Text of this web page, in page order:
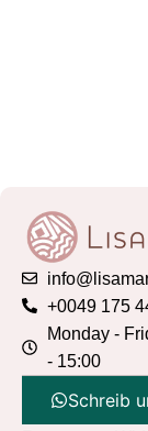
+0049 175
Monday -
- 15:00
Schreib